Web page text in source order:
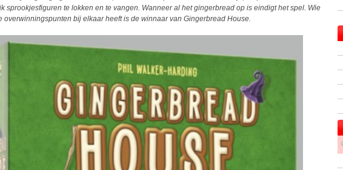
sprookjesfiguren te lokken en te vangen. Wanneer al het gingerbread op is eindigt het spel. Wie
overwinningspunten bij elkaar heeft is de winnaar van Gingerbread House.